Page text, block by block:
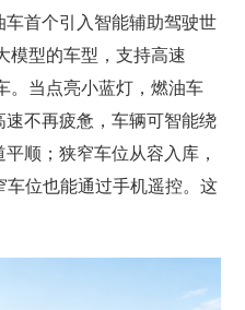
车首个引入智能辅助驾驶世
型的车型，支持高速
。当点亮小蓝灯，燃油车
不再疲惫，车辆可智能绕
顺；狭窄车位从容入库，
车位也能通过手机遥控。这